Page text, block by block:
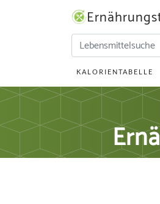
KALORIENTABELLE